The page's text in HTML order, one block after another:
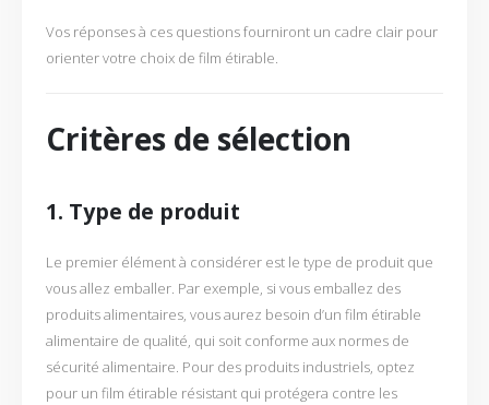
Vos réponses à ces questions fourniront un cadre clair pour
orienter votre choix de film étirable.
Critères de sélection
1. Type de produit
Le premier élément à considérer est le type de produit que
vous allez emballer. Par exemple, si vous emballez des
produits alimentaires, vous aurez besoin d’un film étirable
alimentaire de qualité, qui soit conforme aux normes de
sécurité alimentaire. Pour des produits industriels, optez
pour un film étirable résistant qui protégera contre les